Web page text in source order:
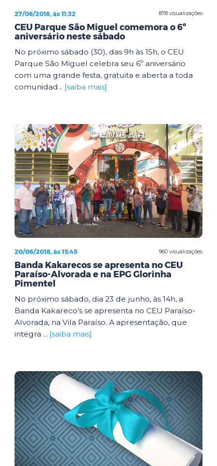
878 visualizações
27/06/2018, às 11:32
CEU Parque São Miguel comemora o 6º
aniversário neste sábado
No próximo sábado (30), das 9h às 15h, o CEU
Parque São Miguel celebra seu 6º aniversário
com uma grande festa, gratuita e aberta a toda
comunidad... [saiba mais]
960 visualizações
20/06/2018, às 15:45
Banda Kakarecos se apresenta no CEU
Paraíso-Alvorada e na EPG Glorinha
Pimentel
No próximo sábado, dia 23 de junho, às 14h, a
Banda Kakareco’s se apresenta no CEU Paraíso-
Alvorada, na Vila Paraíso. A apresentação, que
integra ... [saiba mais]